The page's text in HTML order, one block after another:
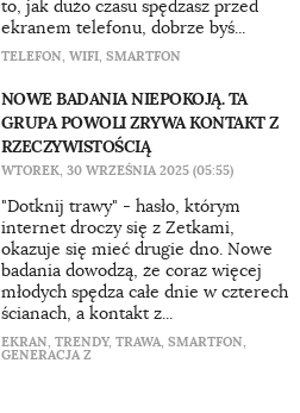
to, jak dużo czasu spędzasz przed
ekranem telefonu, dobrze byś...
TELEFON, WIFI, SMARTFON
NOWE BADANIA NIEPOKOJĄ. TA
GRUPA POWOLI ZRYWA KONTAKT Z
RZECZYWISTOŚCIĄ
WTOREK, 30 WRZEŚNIA 2025 (05:55)
"Dotknij trawy" - hasło, którym
internet droczy się z Zetkami,
okazuje się mieć drugie dno. Nowe
badania dowodzą, że coraz więcej
młodych spędza całe dnie w czterech
ścianach, a kontakt z...
EKRAN, TRENDY, TRAWA, SMARTFON,
GENERACJA Z